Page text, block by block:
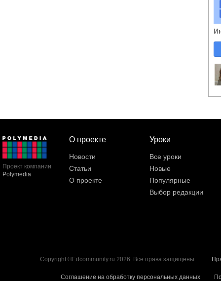
Проект компании
Polymedia
О проекте
Новости
Статьи
О проекте
Уроки
Все уроки
Новые
Популярные
Выбор редакции
Copyright ©Edcommunity.ru 2026. Все права защищены.
Соглашение на обработку персональных данных